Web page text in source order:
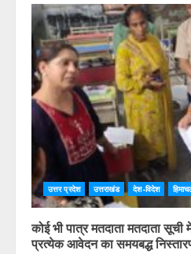
उत्तर प्रदेश उत्तराखंड देश-विदेश
कोई भी पात्र मतदाता मतदाता
प्रत्येक आवेदन का समयबद्ध